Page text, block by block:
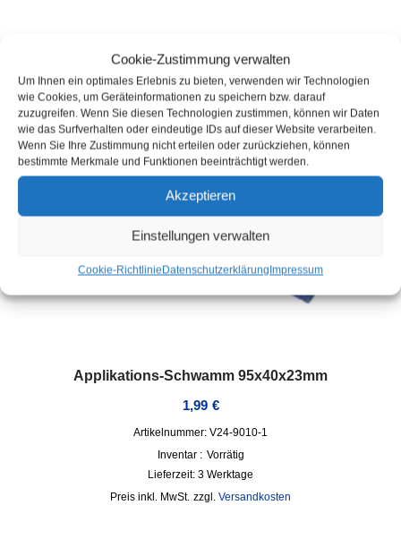
Cookie-Zustimmung verwalten
Um Ihnen ein optimales Erlebnis zu bieten, verwenden wir Technologien
wie Cookies, um Geräteinformationen zu speichern bzw. darauf
zuzugreifen. Wenn Sie diesen Technologien zustimmen, können wir Daten
wie das Surfverhalten oder eindeutige IDs auf dieser Website verarbeiten.
Wenn Sie Ihre Zustimmung nicht erteilen oder zurückziehen, können
bestimmte Merkmale und Funktionen beeinträchtigt werden.
Akzeptieren
Einstellungen verwalten
Cookie-RichtlinieDatenschutzerklärungImpressum
Applikations-Schwamm 95x40x23mm
1,99 €
Artikelnummer: V24-9010-1
Inventar : Vorrätig
Lieferzeit: 3 Werktage
inkl. MwSt. zzgl. Versandkosten